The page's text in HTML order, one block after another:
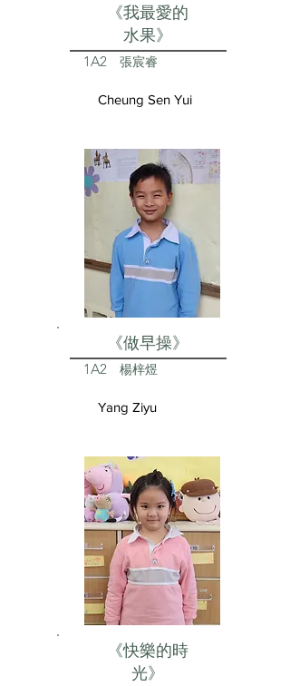
《我最愛的
水果》
1A2 張宸睿
Cheung Sen Yui
《做早操》
1A2 楊梓煜
Yang Ziyu
《快樂的時
光》